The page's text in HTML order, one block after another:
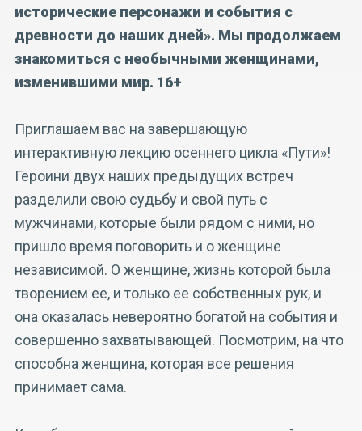
исторические персонажи и события с
древности до наших дней». Мы продолжаем
знакомиться с необычными женщинами,
изменившими мир. 16+
Приглашаем вас на завершающую
интерактивную лекцию осеннего цикла «Пути»!
Героини двух наших предыдущих встреч
разделили свою судьбу и свой путь с
мужчинами, которые были рядом с ними, но
пришло время поговорить и о женщине
независимой. О женщине, жизнь которой была
творением ее, и только ее собственных рук, и
она оказалась невероятно богатой на события и
совершенно захватывающей. Посмотрим, на что
способна женщина, которая все решения
принимает сама.